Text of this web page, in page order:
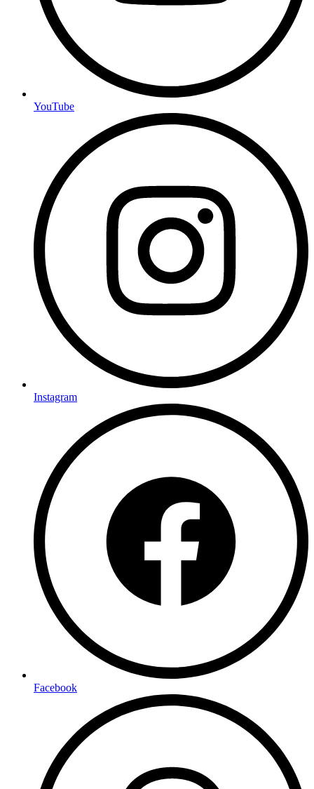
YouTube
Instagram
Facebook